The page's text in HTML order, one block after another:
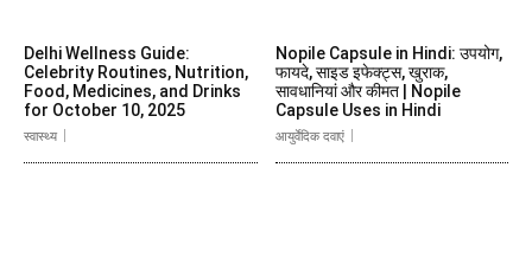
Delhi Wellness Guide:
Celebrity Routines, Nutrition,
Food, Medicines, and Drinks
for October 10, 2025
स्वास्थ्य
Nopile Capsule in Hindi: उपयोग,
फायदे, साइड इफेक्ट्स, खुराक,
सावधानियां और कीमत | Nopile
Capsule Uses in Hindi
आयुर्वेदिक दवाएं